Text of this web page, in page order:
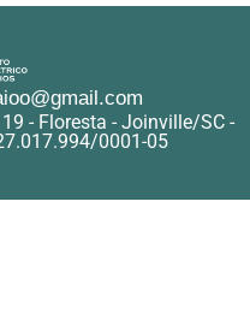
- Floresta - Joinville/SC -
0001-05